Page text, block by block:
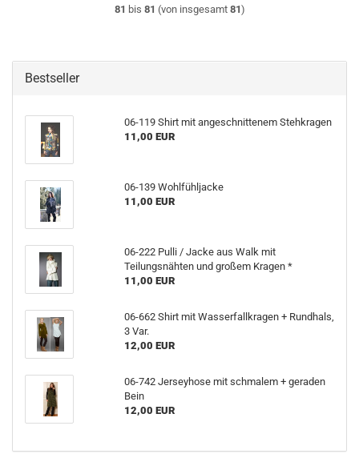
81 bis 81 (von insgesamt 81)
Bestseller
06-119 Shirt mit angeschnittenem Stehkragen
11,00 EUR
06-139 Wohlfühljacke
11,00 EUR
06-222 Pulli / Jacke aus Walk mit
Teilungsnähten und großem Kragen *
11,00 EUR
06-662 Shirt mit Wasserfallkragen + Rundhals,
3 Var.
12,00 EUR
06-742 Jerseyhose mit schmalem + geraden
Bein
12,00 EUR